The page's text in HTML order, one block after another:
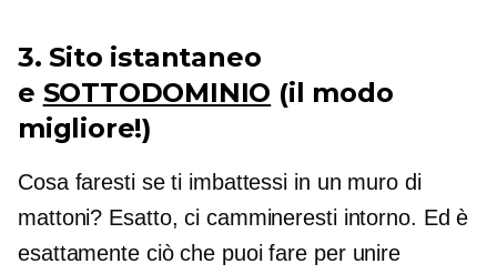
3. Sito istantaneo
e SOTTODOMINIO (il modo
migliore!)
Cosa faresti se ti imbattessi in un muro di
mattoni? Esatto, ci cammineresti intorno. Ed è
esattamente ciò che puoi fare per unire